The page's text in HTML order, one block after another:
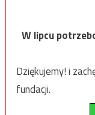
W lipcu
Dziękujemy! i
fundacji.